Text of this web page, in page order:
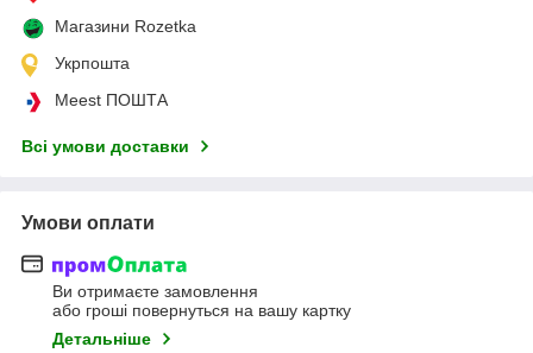
Магазини Rozetka
Укрпошта
Meest ПОШТА
Всі умови доставки
Умови оплати
Ви отримаєте замовлення
або гроші повернуться на вашу картку
Детальніше